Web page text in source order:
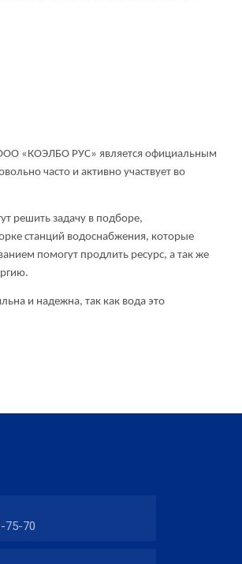
«КОЭЛБО РУС» является официальным
часто и активно участвует во
решить задачу в подборе,
станций водоснабжения, которые
помогут продлить ресурс, а так же
и надежна, так как вода это
75-70